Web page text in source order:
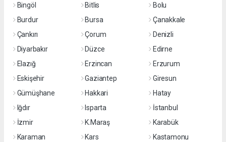
Bingöl
Bitlis
Bolu
Burdur
Bursa
Çanakkale
Çankırı
Çorum
Denizli
Diyarbakır
Düzce
Edirne
Elazığ
Erzincan
Erzurum
Eskişehir
Gaziantep
Giresun
Gümüşhane
Hakkari
Hatay
Iğdır
Isparta
İstanbul
İzmir
K.Maraş
Karabük
Karaman
Kars
Kastamonu